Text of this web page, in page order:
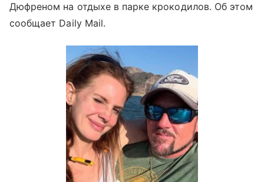
Дюфреном на отдыхе в парке крокодилов. Об этом
сообщает Dailу Mail.